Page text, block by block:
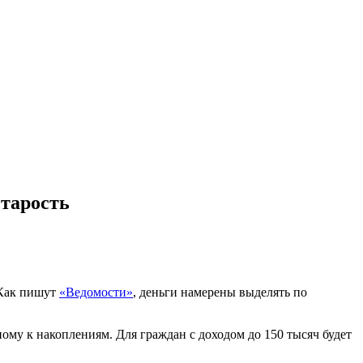
пишут «Ведомости», деньги намерены выделять по
к накоплениям. Для граждан с доходом до 150 тысяч будет